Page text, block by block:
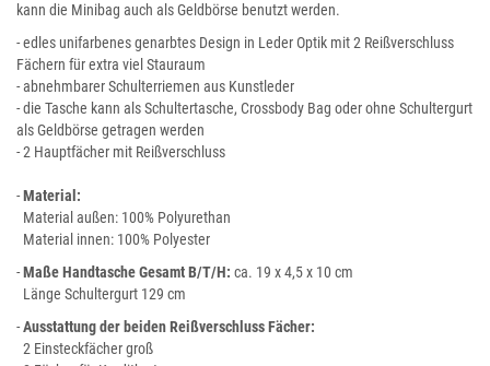
kann die Minibag auch als Geldbörse benutzt werden.
- edles unifarbenes genarbtes Design in Leder Optik mit 2 Reißverschluss
Fächern für extra viel Stauraum
- abnehmbarer Schulterriemen aus Kunstleder
- die Tasche kann als Schultertasche, Crossbody Bag oder ohne Schultergurt
als Geldbörse getragen werden
- 2 Hauptfächer mit Reißverschluss
-Material:
Material außen: 100% Polyurethan
Material innen: 100% Polyester
-MaßeHandtasche Gesamt B/T/H: ca. 19 x 4,5 x 10 cm
Länge Schultergurt 129 cm
-Ausstattung der beiden Reißverschluss Fächer:
2 Einsteckfächer groß